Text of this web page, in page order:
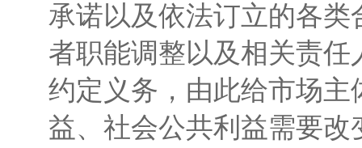
承诺以及依法订立的各
者职能调整以及相关责
约定义务，由此给市场
益、社会公共利益需要